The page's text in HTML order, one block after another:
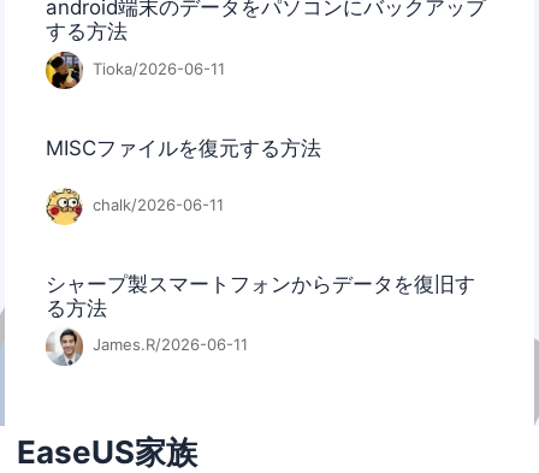
android端末のデータをパソコンにバックアップ
する方法
Tioka/2026-06-11
MISCファイルを復元する方法
chalk/2026-06-11
シャープ製スマートフォンからデータを復旧す
る方法
James.R/2026-06-11
EaseUS家族